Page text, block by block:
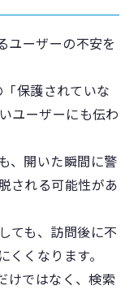
ユーザーの不安を
保護されていな
ユーザーにも伝わ
、開いた瞬間に警
される可能性があ
ても、訪問後に不
くなります。
けではなく、検索